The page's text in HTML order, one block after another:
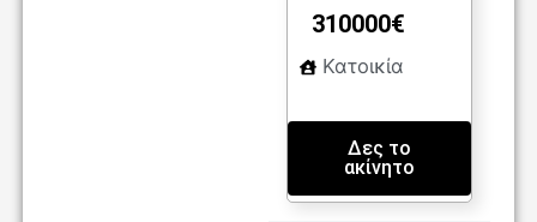
310000€
Κατοικία
Δες το
ακίνητο